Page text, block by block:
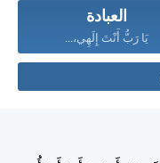
العبادة
يَا رَبُّ أَنْتَ إِلَهِي،...